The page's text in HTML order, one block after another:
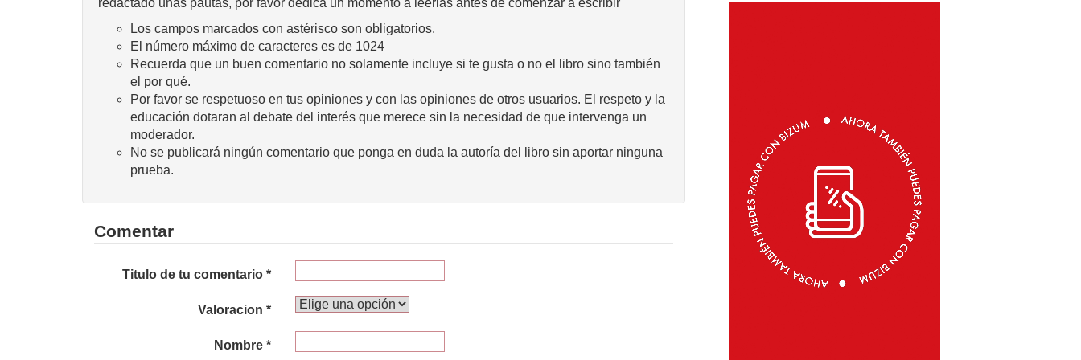
redactado unas pautas, por favor dedica un momento a leerlas antes de comenzar a escribir
Los campos marcados con astérisco son obligatorios.
El número máximo de caracteres es de 1024
Recuerda que un buen comentario no solamente incluye si te gusta o no el libro sino también
el por qué.
Por favor se respetuoso en tus opiniones y con las opiniones de otros usuarios. El respeto y la
educación dotaran al debate del interés que merece sin la necesidad de que intervenga un
moderador.
No se publicará ningún comentario que ponga en duda la autoría del libro sin aportar ninguna
prueba.
Comentar
Titulo de tu comentario *
Valoracion *
Nombre *